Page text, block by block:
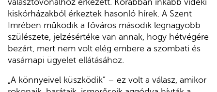
kiskórházakból érkeztek hasonló hírek. A Szent
Imrében működik a főváros második legnagyobb
szülészete, jelzésértéke van annak, hogy hétvégére
bezárt, mert nem volt elég embere a szombati és
vasárnapi ügyelet ellátásához.
„A könnyeivel küszködik” – ez volt a válasz, amikor